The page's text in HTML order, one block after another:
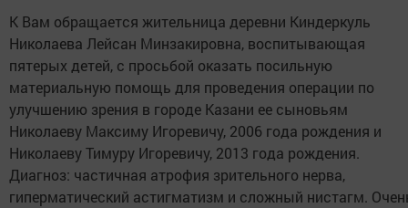
К Вам обращается жительница деревни Киндеркуль
Николаева Лейсан Минзакировна, воспитывающая
пятерых детей, с просьбой оказать посильную
материальную помощь для проведения операции по
улучшению зрения в городе Казани ее сыновьям
Николаеву Максиму Игоревичу, 2006 года рождения и
Николаеву Тимуру Игоревичу, 2013 года рождения.
Диагноз: частичная атрофия зрительного нерва,
гиперматический астигматизм и сложный нистагм.